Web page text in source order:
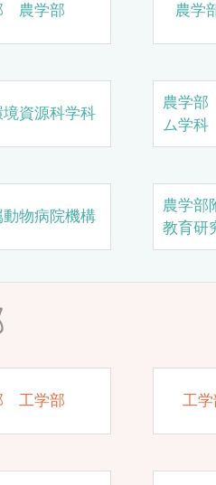
農学部 農学
資源科学科
農学
ム学科
物病院機構
農学部
教育研
工学部 工